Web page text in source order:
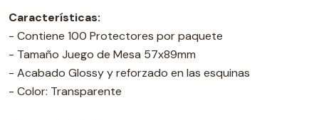
Características:
- Contiene 100 Protectores por paquete
- Tamaño Juego de Mesa 57x89mm
- Acabado Glossy y reforzado en las esquinas
- Color: Transparente